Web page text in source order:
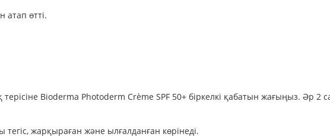
атап өтті.
Bioderma Photoderm Crème SPF 50+ біркелкі қабатын жағыңыз. Әр
тегіс, жарқыраған және ылғалданған көрінеді.